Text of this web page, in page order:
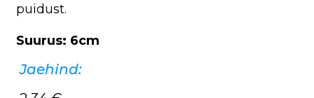
puidust.
Suurus: 6cm
Jaehind: